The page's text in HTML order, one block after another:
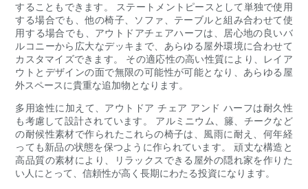
することもできます。 ステートメントピースとして単独で使用
する場合でも、他の椅子、ソファ、テーブルと組み合わせて使
用​​する場合でも、アウトドアチェアハーフは、居心地の良いバ
ルコニーから広大なデッキまで、あらゆる屋外環境に合わせて
カスタマイズできます。 その適応性の高い性質により、レイア
ウトとデザインの面で無限の可能性が可能となり、あらゆる屋
外スペースに貴重な追加物となります。
多用途性に加えて、アウトドア チェア アンド ハーフは耐久性
も考慮して設計されています。 アルミニウム、籐、チークなど
の耐候性素材で作られたこれらの椅子は、風雨に耐え、何年経
っても新品の状態を保つように作られています。 頑丈な構造と
高品質の素材により、リラックスできる屋外の隠れ家を作りた
い人にとって、信頼性が高く長期にわたる投資になります。